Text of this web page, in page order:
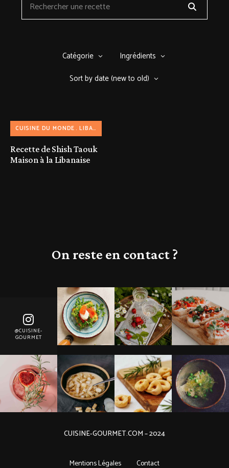
Catégorie
Ingrédients
Sort by date (new to old)
CUISINE DU MONDE LIBANAISE
Recette de Shish Taouk
Maison à la Libanaise
On reste en contact ?
@CUISINE-
GOURMET
CUISINE-GOURMET.COM – 2024
Mentions Légales Contact